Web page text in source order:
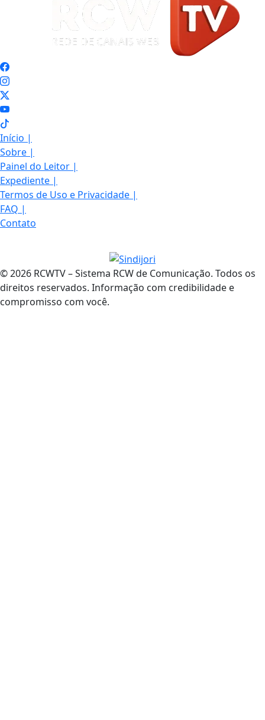
Início |
Sobre |
Painel do Leitor |
Expediente |
Termos de Uso e Privacidade |
FAQ |
Contato
© 2026 RCWTV – Sistema RCW de Comunicação. Todos os
direitos reservados. Informação com credibilidade e
compromisso com você.